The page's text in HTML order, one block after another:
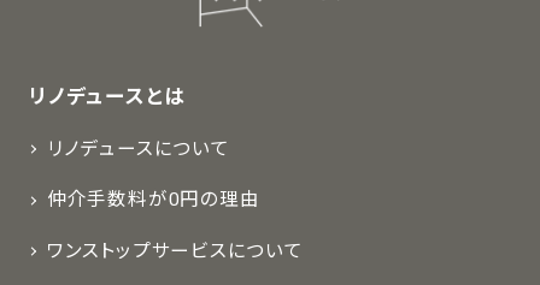
リノデュースとは
リノデュースについて
仲介手数料が0円の理由
ワンストップサービスについて